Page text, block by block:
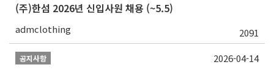
(주)한섬 2026년 신입사원 채용 (~5.5)
admclothing 2091
공지사항 2026-04-14